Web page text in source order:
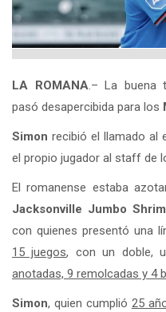
LA ROMANA.– La buena
pasó desapercibida para los
Simon recibió el llamado al
el propio jugador al staff de
El romanense estaba
Jacksonville Jumbo
con quienes presentó una
15 juegos, con un doble,
anotadas, 9 remolcadas y 4
Simon, quien cumplió 25